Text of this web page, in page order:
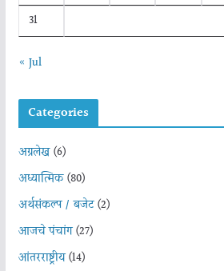
31
« Jul
Categories
अग्रलेख(6)
अध्यात्मिक(80)
अर्थसंकल्प / बजेट(2)
आजचे पंचांग(27)
आंतरराष्ट्रीय(14)